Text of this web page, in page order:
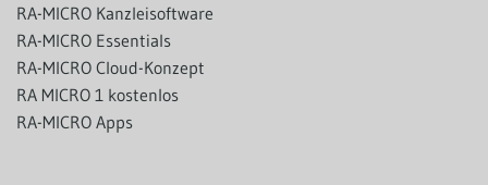
RA-MICRO Kanzleisoftware
RA-MICRO Essentials
RA-MICRO Cloud-Konzept
RA MICRO 1 kostenlos
RA-MICRO Apps